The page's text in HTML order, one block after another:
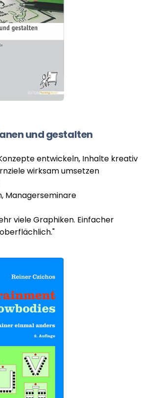
und gestalten
entwickeln, Inhalte kreativ
wirksam umsetzen
Managerseminare
viele Graphiken. Einfacher